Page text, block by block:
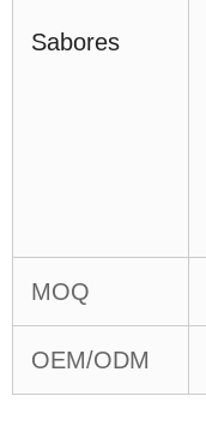
Sabores
MOQ
OEM/ODM